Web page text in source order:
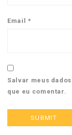
Email *
Salvar meus
que eu comentar.